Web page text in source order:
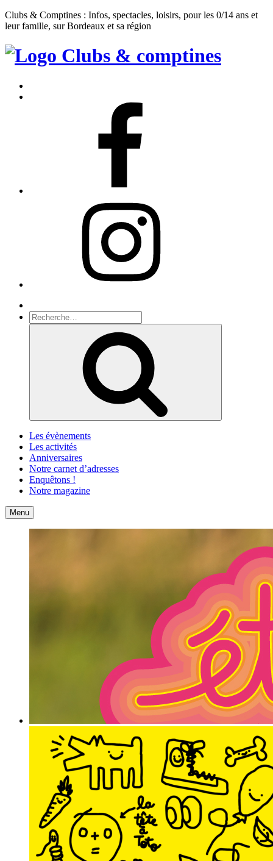
Clubs & Comptines : Infos, spectacles, loisirs, pour les 0/14 ans et
leur famille, sur Bordeaux et sa région
Clubs
Comptines
Recherche
pour
Les évènements
Les activités
Anniversaires
Notre carnet d’adresses
Enquêtons !
Notre magazine
Accueil
Menu Contact